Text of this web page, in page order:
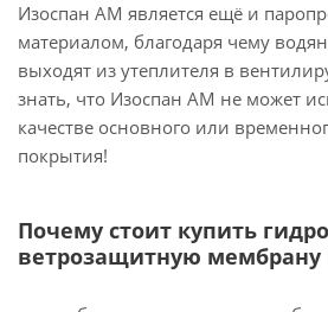
Изоспан AМ является ещё и
материалом, благодаря чему
выходят из утеплителя в
знать, что Изоспан AМ не может
качестве основного или
покрытия!
Почему стоит купить
ветрозащитную мембрану